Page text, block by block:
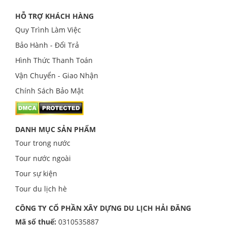
HỖ TRỢ KHÁCH HÀNG
Quy Trình Làm Việc
Bảo Hành - Đổi Trả
Hình Thức Thanh Toán
Vận Chuyển - Giao Nhận
Chính Sách Bảo Mật
DANH MỤC SẢN PHẨM
Tour trong nước
Tour nước ngoài
Tour sự kiện
Tour du lịch hè
CÔNG TY CỔ PHẦN XÂY DỰNG DU LỊCH HẢI ĐĂNG
Mã số thuế: 0310535887